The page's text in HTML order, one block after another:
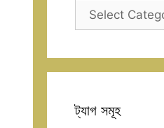
ক্যাটাগরি
ট্যাগ সমূহ